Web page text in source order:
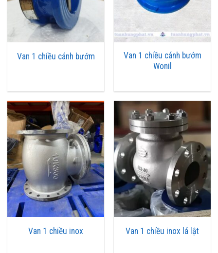
Van một chiều
là một thiết bị được lắp trên đường ống dẫn lưu
chất. Với chức năng cho dòng chất hơi, khí nén, dầu thủy lực,…đi
Van 1 chiều trong tiếng Anh có nhiều tên gọi khác nhau: one way
valve, check valve hay non return valve. Khả năng ứng dụng của
thiết bị rất phong phú của đường ống dẫn, hệ thống bình chứa,
thiết bị bơm,…
Thông số kỹ thuật van 1 chiều
• Kích cỡ van: DN15, DN25, DN50, DN65 đến DN500
• Áp suất làm việc: PN10/16, PN25
• Chất liệu van: inox, gang, đồng, thép, nhựa
• Kiểu van: lá lật, cửa lật, cánh bướm, cối, đối trọng, lò xo
Van 1 chiều cánh bướm
Van 1 chiều cánh bướm
Wonil
Van 1 chiều inox Van 1 chiều inox lá lật